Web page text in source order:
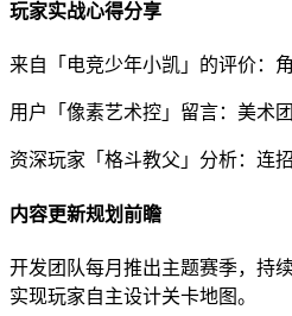
玩家实战心得分享
来自「电竞少年小凯」的评价：
用户「像素艺术控」留言：美术
资深玩家「格斗教父」分析：连
内容更新规划前瞻
开发团队每月推出主题赛季，持
实现玩家自主设计关卡地图。